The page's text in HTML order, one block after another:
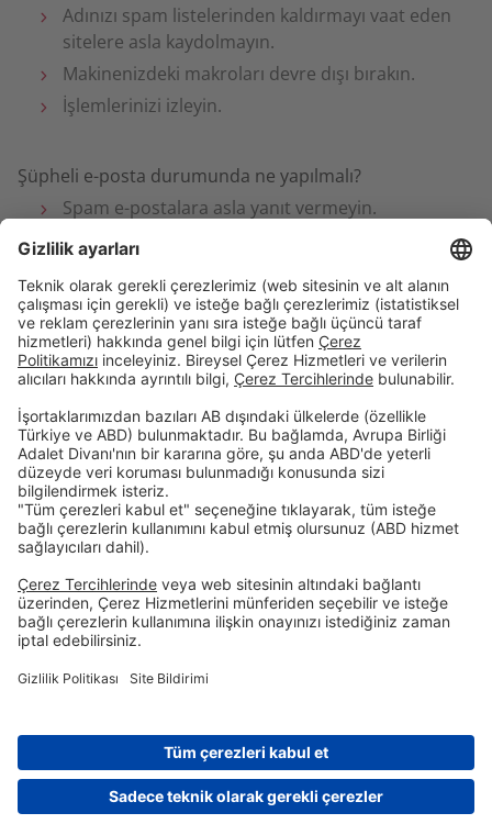
Adınızı spam listelerinden kaldırmayı vaat eden
sitelere asla kaydolmayın.
Makinenizdeki makroları devre dışı bırakın.
İşlemlerinizi izleyin.
Şüpheli e-posta durumunda ne yapılmalı?
Spam e-postalara asla yanıt vermeyin.
Bağlantılara tıklamayın.
Birikim & FinansmanKurumsal Dijital BankacılıkÖncelikli Bankacılık
ŞubelerimizİletişimRandevu FormuFaiz Hesaplama Aracı
Hizmet Sözleşmeleri Tasarruf Mevduatı Güvencesi Gizlilik Politikası Güvenlik Resmi Tatil Günleri
Çerez Tercihleri